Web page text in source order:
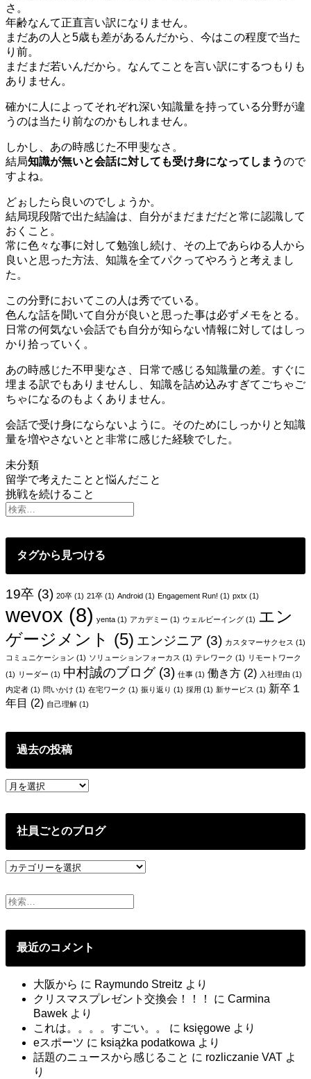
さ。
年齢なんて正直言い訳になりません。
まだあの人と5歳も差があるんだから、今はこの程度で当た
り前。
まだまだ若いんだから。なんてことを言い訳にするつもりも
ありません。
確かに人によってそれぞれ深い知識量を持っている分野が違
うのは当たり前なのかもしれません。
しかし、あの時感じた不甲斐なさ。
結局知識が無いと会話に対しても受け身になってしまうので
すよね。
どぉしたら良いのでしょうか。
結局現段階で出た結論は、自分がまだまだだと常に認識して
おくこと。
常に色々な事に対して勉強し続け、その上であらゆる人から
良いと思った方法、知識を全てパクってやろうと考えまし
た。
この分野においてこの人は秀でている。
色んな話を聞いて自分が良いと思った事は必ずメモをとる。
日常の何気ない会話でも自分が知らない情報に対してはしっ
かり拾っていく。
あの時感じた不甲斐なさ、日常で感じる知識量の差。すぐに
埋まる訳でもありませんし、知識を詰め込みすぎてごちゃご
ちゃになるのもよくありません。
会話で受け身にならないように。そのためにしっかりと知識
量を増やさないとと非常に感じた経験でした。
未分類
投
稿
ビ
ゲ
ー
シ
ョ
ン
留学で考えたことと悩んだこと
挑戦を続けること
タグから見つける
19卒 (3) 20卒 (1) 21卒 (1) Android (1) Engagement Run! (1) pxtx (1)
wevox (8) yenta (1) アカデミー (1) ウェルビーイング (1) エン
ゲージメント (5) エンジニア (3) カスタマーサクセス (1)
コミュニケーション (1) ソリューションフォーカス (1) テレワーク (1) リモートワーク
(1) リーダー (1) 中村誠のブログ(3) 仕事 (1) 働き方 (2) 入社理由 (1)
内定者 (1) 問いかけ (1) 在宅ワーク (1) 振り返り (1) 採用 (1) 新サービス (1) 新卒１
年目 (2) 自己理解 (1)
過去の投稿
過
の
社員ごとのブログ
社
ご
と
グ
最近のコメント
大阪から に Raymundo Streitz より
クリスマスプレゼント交換会！！！
に Carmina
Bawek より
これは。。。。すごい。。
に księgowe より
eスポーツ に książka podatkowa より
話題のニュースから感じること に rozliczanie VAT よ
り